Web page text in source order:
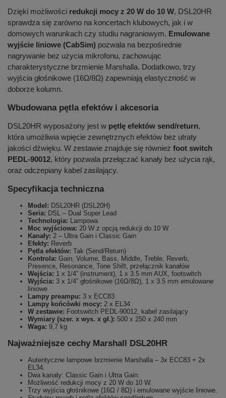
Dzięki możliwości redukcji mocy z 20 W do 10 W, DSL20HR
sprawdza się zarówno na koncertach klubowych, jak i w
domowych warunkach czy studiu nagraniowym. Emulowane
wyjście liniowe (CabSim) pozwala na bezpośrednie
nagrywanie bez użycia mikrofonu, zachowując
charakterystyczne brzmienie Marshalla. Dodatkowo, trzy
wyjścia głośnikowe (16Ω/8Ω) zapewniają elastyczność w
doborze kolumn.
Wbudowana pętla efektów i akcesoria
DSL20HR wyposażony jest w pętlę efektów send/return,
która umożliwia wpięcie zewnętrznych efektów bez utraty
jakości dźwięku. W zestawie znajduje się również foot switch
PEDL-90012, który pozwala przełączać kanały bez użycia rąk,
oraz odczepiany kabel zasilający.
Specyfikacja techniczna
Model: DSL20HR (DSL20H)
Seria: DSL – Dual Super Lead
Technologia: Lampowa
Moc wyjściowa: 20 W z opcją redukcji do 10 W
Kanały: 2 – Ultra Gain i Classic Gain
Efekty: Reverb
Pętla efektów: Tak (Send/Return)
Kontrola: Gain, Volume, Bass, Middle, Treble, Reverb,
Presence, Resonance, Tone Shift, przełącznik kanałów
Wejścia: 1 x 1/4” (instrument), 1 x 3.5 mm AUX, footswitch
Wyjścia: 3 x 1/4” głośnikowe (16Ω/8Ω), 1 x 3.5 mm emulowane
liniowe
Lampy preampu: 3 x ECC83
Lampy końcówki mocy: 2 x EL34
W zestawie: Footswitch PEDL-90012, kabel zasilający
Wymiary (szer. x wys. x gł.): 500 x 250 x 240 mm
Waga: 9,7 kg
Najważniejsze cechy Marshall DSL20HR
Autentyczne lampowe brzmienie Marshalla – 3x ECC83 + 2x
EL34.
Dwa kanały: Classic Gain i Ultra Gain.
Możliwość redukcji mocy z 20 W do 10 W.
Trzy wyjścia głośnikowe (16Ω / 8Ω) i emulowane wyjście liniowe.